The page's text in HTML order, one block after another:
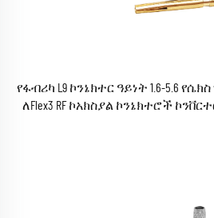
የፋብሪካ L9 ኮንኔክተር ዓይነት 1.6-5.6 የሴክስ
ለFlex3 RF ኮአክስያል ኮንኔክተሮች